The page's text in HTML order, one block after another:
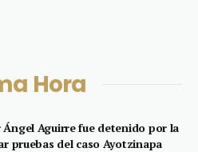
Hora
Aguirre fue detenido por la
pruebas del caso Ayotzinapa